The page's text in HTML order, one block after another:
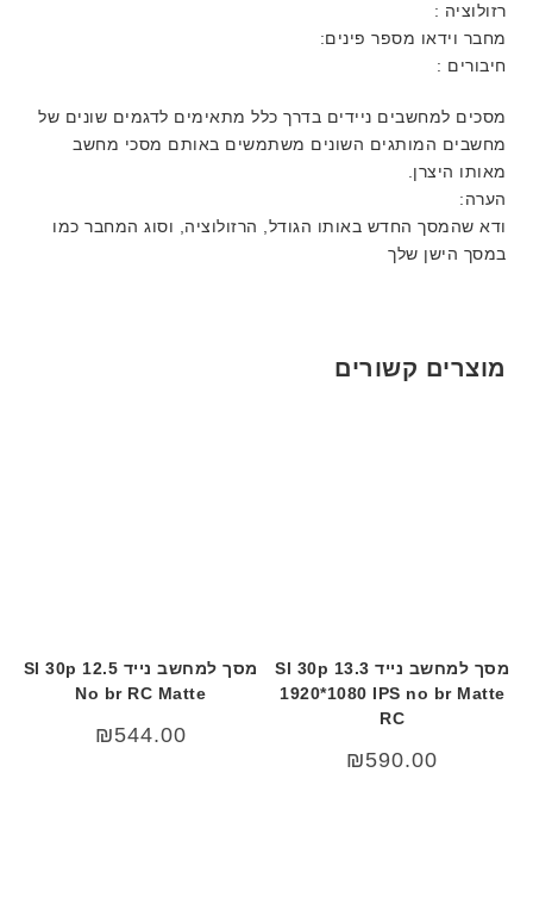
רזולוציה :
מחבר וידאו מספר פינים:
חיבורים :
מסכים למחשבים ניידים בדרך כלל מתאימים לדגמים שונים של
מחשבים המותגים השונים משתמשים באותם מסכי מחשב
מאותו היצרן.
הערה:
ודא שהמסך החדש באותו הגודל, הרזולוציה, וסוג המחבר כמו
במסך הישן שלך
מוצרים קשורים
מסך למחשב נייד 13.3 Sl 30p
1920*1080 IPS no br Matte
RC
₪590.00
מסך למחשב נייד 12.5 Sl 30p
No br RC Matte
₪544.00